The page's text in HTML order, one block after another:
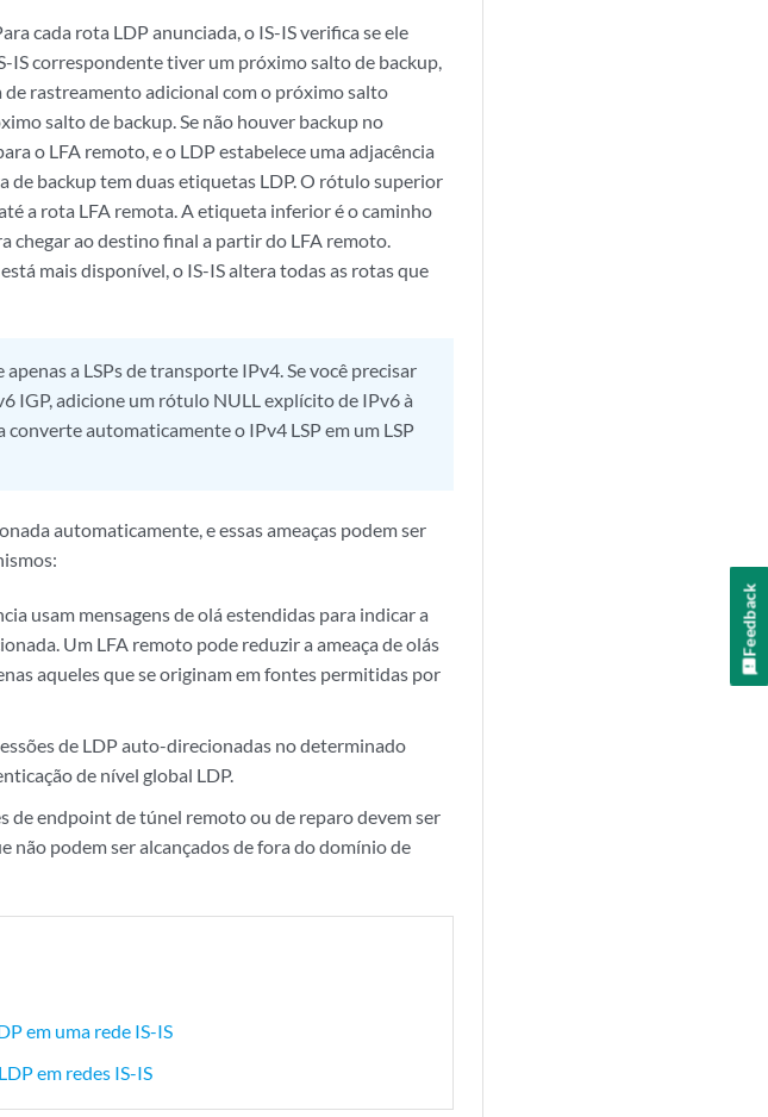
cada rota LDP anunciada, o IS-IS verifica se ele
IS correspondente tiver um próximo salto de backup,
de rastreamento adicional com o próximo salto
salto de backup. Se não houver backup no
o LFA remoto, e o LDP estabelece uma adjacência
de backup tem duas etiquetas LDP. O rótulo superior
a rota LFA remota. A etiqueta inferior é o caminho
chegar ao destino final a partir do LFA remoto.
mais disponível, o IS-IS altera todas as rotas que
a LSPs de transporte IPv4. Se você precisar
IGP, adicione um rótulo NULL explícito de IPv6 à
automaticamente o IPv4 LSP em um LSP
automaticamente, e essas ameaças podem ser
usam mensagens de olá estendidas para indicar a
Um LFA remoto pode reduzir a ameaça de olás
aqueles que se originam em fontes permitidas por
de LDP auto-direcionadas no determinado
de nível global LDP.
de endpoint de túnel remoto ou de reparo devem ser
podem ser alcançados de fora do domínio de
em uma rede IS-IS
em redes IS-IS
Feedback